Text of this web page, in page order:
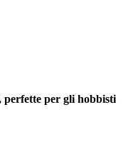
perfette per gli hobbisti